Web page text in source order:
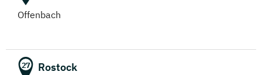
Offenbach
27 Rostock